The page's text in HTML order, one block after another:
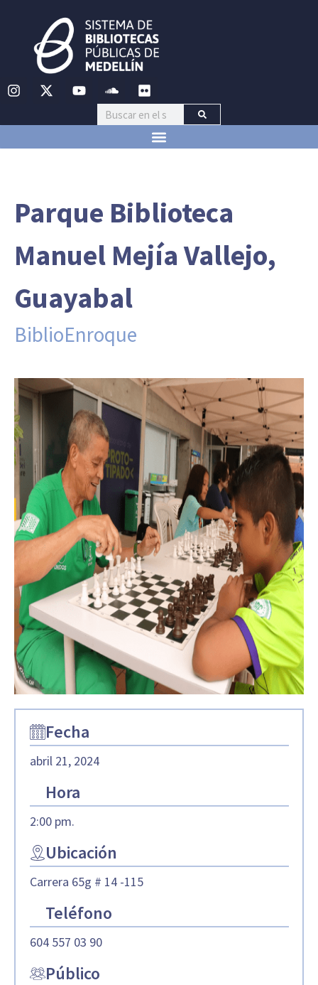
Parque Biblioteca
Manuel Mejía Vallejo,
Guayabal
BiblioEnroque
Fecha
abril 21, 2024
Hora
2:00 pm.
Ubicación
Carrera 65g # 14 -115
Teléfono
604 557 03 90
Público